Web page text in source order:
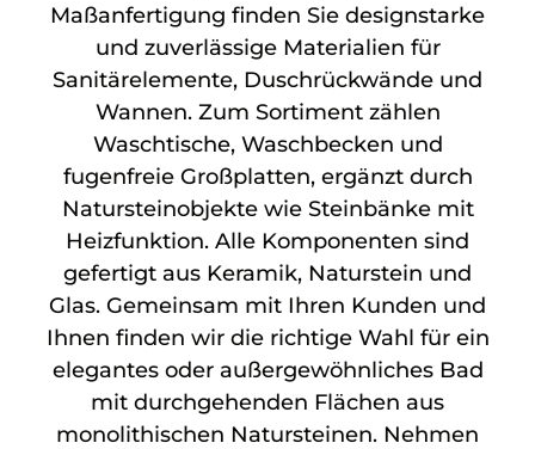
Maßanfertigung finden Sie designstarke
und zuverlässige Materialien für
Sanitärelemente, Duschrückwände und
Wannen. Zum Sortiment zählen
Waschtische, Waschbecken und
fugenfreie Großplatten, ergänzt durch
Natursteinobjekte wie Steinbänke mit
Heizfunktion. Alle Komponenten sind
gefertigt aus Keramik, Naturstein und
Glas. Gemeinsam mit Ihren Kunden und
Ihnen finden wir die richtige Wahl für ein
elegantes oder außergewöhnliches Bad
mit durchgehenden Flächen aus
monolithischen Natursteinen. Nehmen